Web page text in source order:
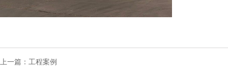
上一篇： 工程案例